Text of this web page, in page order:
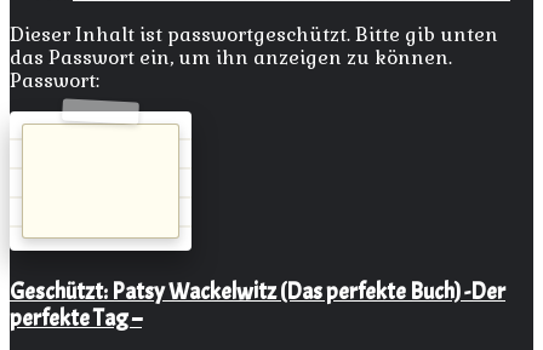
Dieser Inhalt ist passwortgeschützt. Bitte gib unten
das Passwort ein, um ihn anzeigen zu können.
Passwort:
Geschützt: Patsy Wackelwitz (Das perfekte Buch) -Der
perfekte Tag –